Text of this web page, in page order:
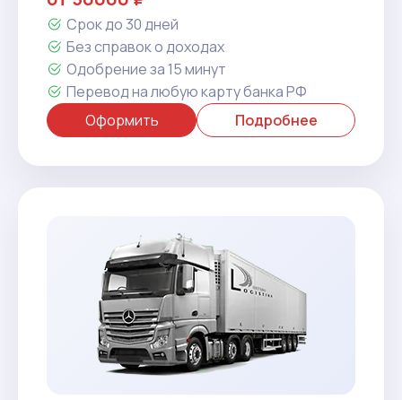
Срок до 30 дней
Без справок о доходах
Одобрение за 15 минут
Перевод на любую карту банка РФ
Оформить
Подробнее